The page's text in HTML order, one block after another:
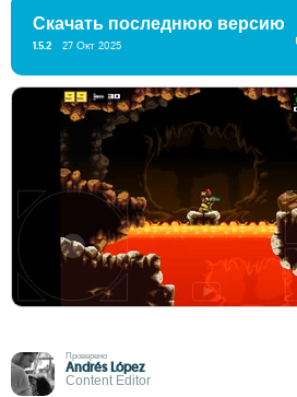
Скачать последнюю версию
1.5.2 27 Окт 2025
Проверено
Andrés López
Content Editor